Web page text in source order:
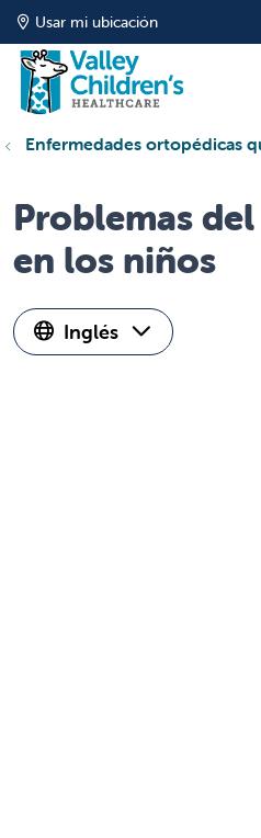
Usar mi ubicación
Enfermedades ortopédicas
Problemas
en los niños
Inglés